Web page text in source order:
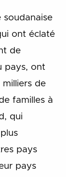
soudanaise
ont éclaté
de
pays, ont
de
familles à
qui
pays
pays